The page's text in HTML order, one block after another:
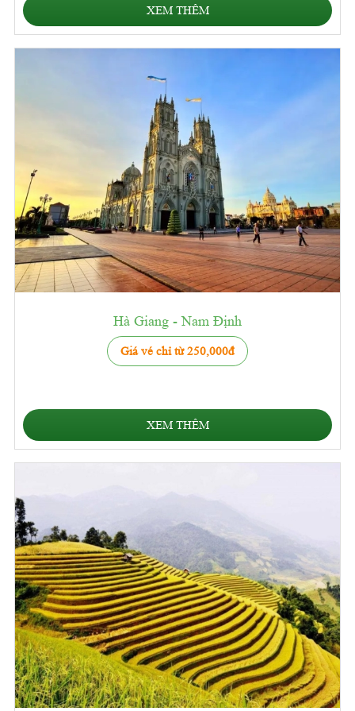
XEM THÊM
Hà Giang - Nam Định
Giá vé chỉ từ 250,000đ
XEM THÊM